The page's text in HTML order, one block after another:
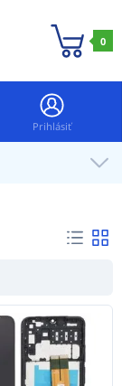
0
Prihlásiť